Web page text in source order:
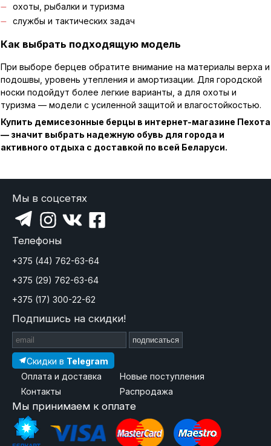
охоты, рыбалки и туризма
службы и тактических задач
Как выбрать подходящую модель
При выборе берцев обратите внимание на материалы верха и
подошвы, уровень утепления и амортизации. Для городской
носки подойдут более легкие варианты, а для охоты и
туризма — модели с усиленной защитой и влагостойкостью.
Купить демисезонные берцы в интернет-магазине Пехота
— значит выбрать надежную обувь для города и
активного отдыха с доставкой по всей Беларуси.
Мы в соцсетях
Телефоны
+375 (44) 762-63-64
+375 (29) 762-63-64
+375 (17) 300-22-62
Подпишись на скидки!
подписаться
Скидки в Telegram
Оплата и доставка
Контакты
Новые поступления
Распродажа
Мы принимаем к оплате